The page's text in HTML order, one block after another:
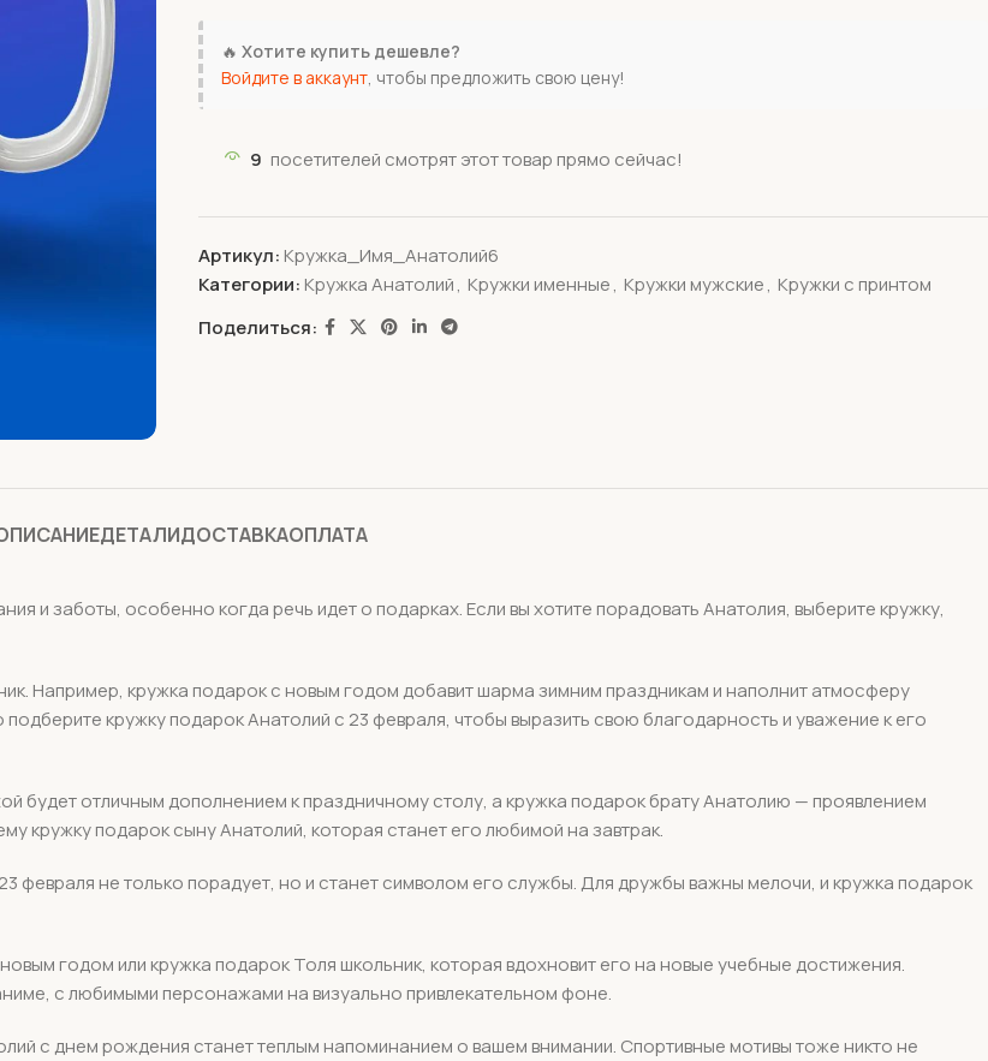
🔥 Хотите купить дешевле?
Войдите в аккаунт, чтобы предложить свою цену!
9 посетителей смотрят этот товар прямо сейчас!
Артикул: Кружка_Имя_Анатолий6
Категории: Кружка Анатолий, Кружки именные, Кружки мужские, Кружки с принтом
Поделиться:
ДЕТАЛИДОСТАВКАОПЛАТА
и заботы, особенно когда речь идет о подарках. Если вы хотите порадовать Анатолия, выберите кружку,
Например, кружка подарок с новым годом добавит шарма зимним праздникам и наполнит атмосферу
кружку подарок Анатолий с 23 февраля, чтобы выразить свою благодарность и уважение к его
будет отличным дополнением к праздничному столу, а кружка подарок брату Анатолию — проявлением
кружку подарок сыну Анатолий, которая станет его любимой на завтрак.
не только порадует, но и станет символом его службы. Для дружбы важны мелочи, и кружка подарок
годом или кружка подарок Толя школьник, которая вдохновит его на новые учебные достижения.
с любимыми персонажами на визуально привлекательном фоне.
с днем рождения станет теплым напоминанием о вашем внимании. Спортивные мотивы тоже никто не